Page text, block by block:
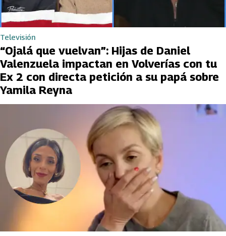
Televisión
“Ojalá que vuelvan”: Hijas de Daniel
Valenzuela impactan en Volverías con tu
Ex 2 con directa petición a su papá sobre
Yamila Reyna